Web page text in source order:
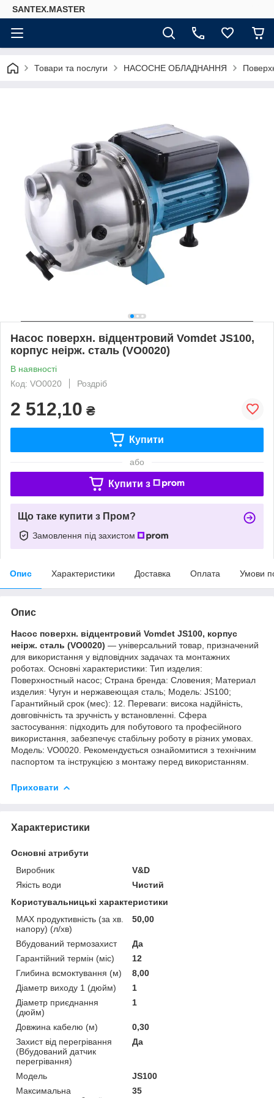
SANTEX.MASTER
Товари та послуги НАСОСНЕ ОБЛАДНАННЯ
Насос поверхн. відцентровий Vomdet JS100,
корпус неірж. сталь (VO0020)
В наявності
Код: VO0020
Роздріб
2 512,10 ₴
Купити
або
Купити з
Що таке купити з Пром?
Замовлення під захистом
Опис Характеристики Доставка Оплата Умови
Опис
Насос поверхн. відцентровий Vomdet JS100, корпус
неірж. сталь (VO0020) — універсальний товар, призначений
для використання у відповідних задачах та монтажних
роботах. Основні характеристики: Тип изделия:
Поверхностный насос; Страна бренда: Словения; Материал
изделия: Чугун и нержавеющая сталь; Мoдель: JS100;
Гарантийный срок (мес): 12. Переваги: висока надійність,
довговічність та зручність у встановленні. Сфера
застосування: підходить для побутового та професійного
використання, забезпечує стабільну роботу в різних умовах.
Модель: VO0020. Рекомендується ознайомитися з технічним
паспортом та інструкцією з монтажу перед використанням.
Приховати
Характеристики
Основні атрибути
Виробник
V&D
Якість води
Чистий
Користувальницькі характеристики
MAX продуктивність (за хв.
напору) (л/хв)
50,00
Вбудований термозахист
Да
Гарантійний термін (міс)
12
Глибина всмоктування (м)
8,00
Діаметр виходу 1 (дюйм)
1
Діаметр приєднання
(дюйм)
1
Довжина кабелю (м)
0,30
Захист від перегрівання
(Вбудований датчик
перегрівання)
Да
Мoдель
JS100
Максимальна
35